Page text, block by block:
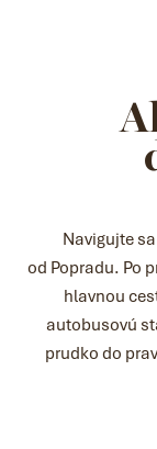
Navigujte
od Popradu. Po
hlavnou
autobusovú
prudko do